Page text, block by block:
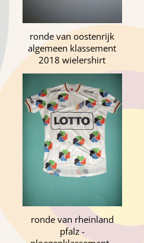
ronde van oostenrijk
algemeen klassement
2018 wielershirt
ronde van rheinland
pfalz -